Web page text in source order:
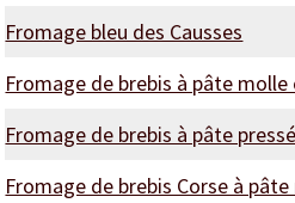
Fromage bleu des Causses
Fromage de brebis à pâte
Fromage de brebis à pâte
Fromage de brebis Corse à